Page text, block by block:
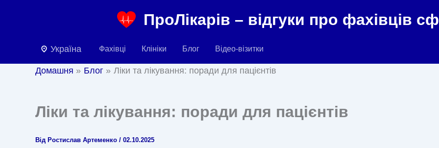
ПроЛікарів – відгуки про фахівців
Україна Фахівці Клініки Блог Відео-візитки
Домашня Блог Ліки та лікування: поради для пацієнтів
Ліки та лікування: поради для пацієнтів
Від Ростислав Артеменко / 02.10.2025